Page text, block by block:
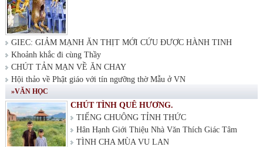
GIEC: GIẢM MẠNH ĂN THỊT MỚI CỨU ĐƯỢC HÀNH TINH
Khoảnh khắc đi cùng Thầy
CHÚT TẢN MẠN VỀ ĂN CHAY
Hội thảo về Phật giáo với tín ngưỡng thờ Mẫu ở VN
»VĂN HỌC
CHÚT TÌNH QUÊ HƯƠNG.
TIẾNG CHUÔNG TỈNH THỨC
Hân Hạnh Giới Thiệu Nhà Văn Thích Giác Tâm
TÌNH CHA MÙA VU LAN